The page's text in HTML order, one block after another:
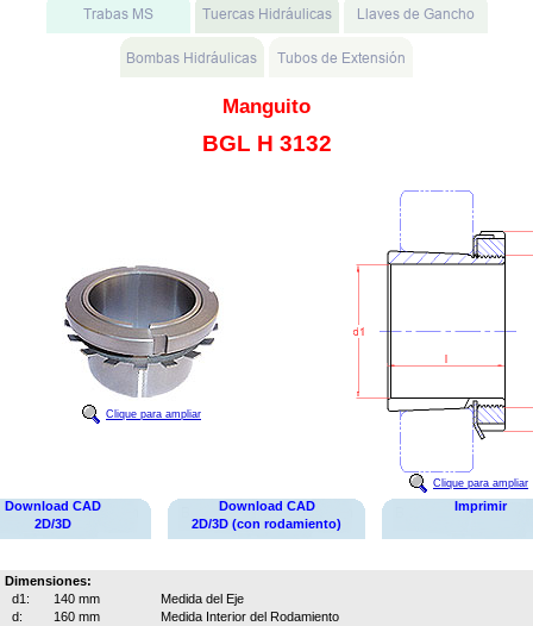
Manguito
BGL H 3132
Clique para ampliar
Clique para ampliar
Download CAD
2D/3D
Download CAD
2D/3D (con rodamiento)
Imprimir
Dimensiones:
d1:
140 mm
Medida del Eje
d:
160 mm
Medida Interior del Rodamiento